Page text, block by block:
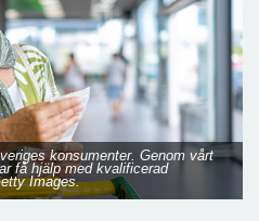
konsumenter. Genom vårt
få hjälp med kvalificerad
Images.